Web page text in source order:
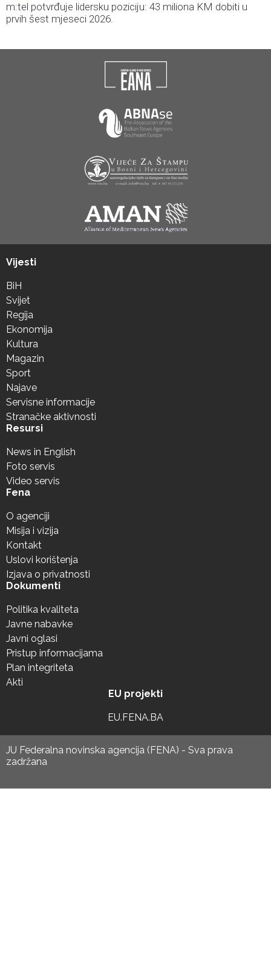
m:tel potvrđuje lidersku poziciju: 43 miliona KM dobiti u
prvih šest mjeseci 2026.
Vijesti
BiH
Svijet
Regija
Ekonomija
Kultura
Magazin
Sport
Najave
Servisne informacije
Stranačke aktivnosti
Resursi
News in English
Foto servis
Video servis
Fena
O agenciji
Misija i vizija
Kontakt
Uslovi korištenja
Izjava o privatnosti
Dokumenti
Politika kvaliteta
Javne nabavke
Javni oglasi
Pristup informacijama
Plan integriteta
Akti
EU projekti
EU.FENA.BA
JU Federalna novinska agencija (FENA) - Sva prava
zadržana